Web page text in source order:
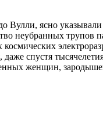
ясно
неубранных
спустя
женщин,